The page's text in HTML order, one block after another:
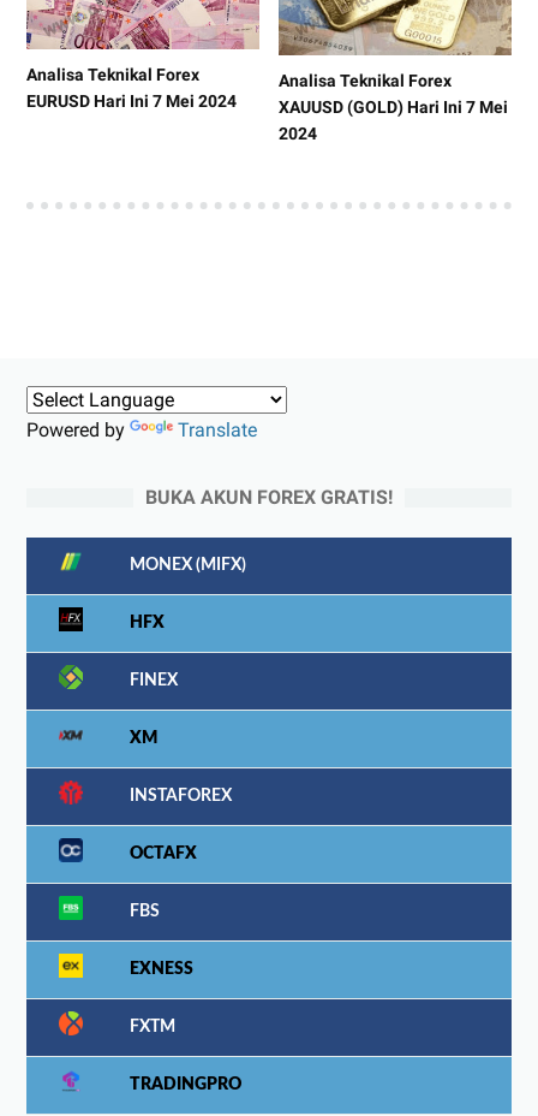
Analisa Teknikal Forex
EURUSD Hari Ini 7 Mei 2024
Analisa Teknikal Forex
XAUUSD (GOLD) Hari Ini 7 Mei
2024
Powered by Translate
BUKA AKUN FOREX GRATIS!
MONEX (MIFX)
HFX
FINEX
XM
INSTAFOREX
OCTAFX
FBS
EXNESS
FXTM
TRADINGPRO